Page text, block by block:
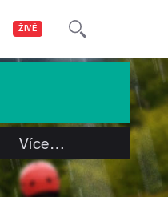
ŽIVĚ
Více…